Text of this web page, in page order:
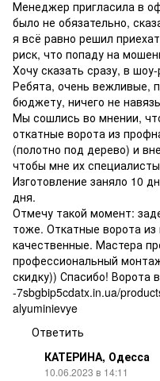
Менеджер пригласила в
было не обязательно,
я всё равно решил
риск, что попаду на
Хочу сказать сразу, в
Ребята, очень вежливые,
бюджету, ничего не
Мы сошлись во мнении,
откатные ворота из
(полотно под дерево) и
чтобы мне их
Изготовление заняло 10
дня.
Отмечу такой момент:
тоже. Откатные ворота
качественные. Мастера
профессиональный
скидку)) Спасибо! Ворота
-7sbgbip5cdatx.in.ua/
alyuminievye
Ответить
КАТЕРИНА, Одесса
10.06.2023 в 14:11